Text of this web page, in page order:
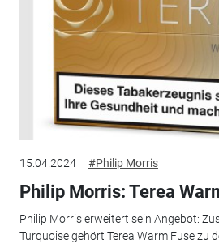
15.04.2024 #Philip Morris
Philip Morris: Terea
Philip Morris erweitert sein Angebot:
Turquoise gehört Terea Warm Fuse zu